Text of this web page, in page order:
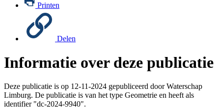
Printen
Delen
Informatie over deze publicatie
Deze publicatie is op 12-11-2024 gepubliceerd door Waterschap
Limburg. De publicatie is van het type Geometrie en heeft als
identifier "dc-2024-9940".